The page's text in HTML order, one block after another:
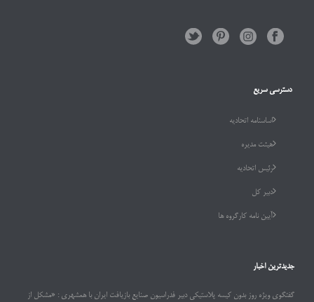
دسترسی سریع
اساسنامه اتحادیه
هیئت مدیره
رئیس اتحادیه
دبیر کل
آیین نامه کارگروه ها
جدیدترین اخبار
گفتگوی ویژه روز بدون کیسه پلاستیکی دبیر فدراسیون صنایع بازیافت ایران با همشهری : «مشکل از